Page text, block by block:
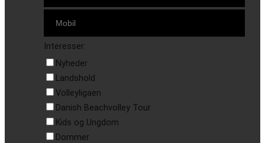
Interesser:
Nyheder
Landshold
Volleyligaen
Danish Beachvolley Tour
Kids og Ungdom
Dommer